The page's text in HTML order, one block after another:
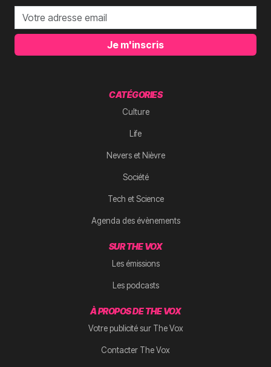
Je m'inscris
CATÉGORIES
Culture
Life
Nevers et Nièvre
Société
Tech et Science
Agenda des évènements
SUR THE VOX
Les émissions
Les podcasts
À PROPOS DE THE VOX
Votre publicité sur The Vox
Contacter The Vox